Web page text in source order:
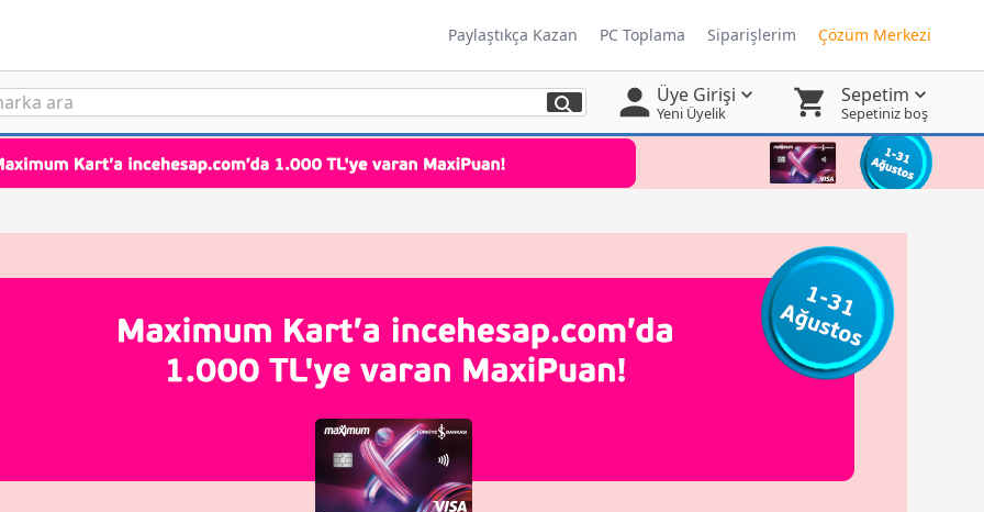
Paylaştıkça Kazan PC Toplama Siparişlerim Çözüm Merkezi
Üye Girişi
Yeni Üyelik
Sepetim
Sepetiniz boş